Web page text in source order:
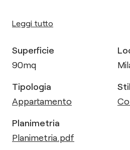
Leggi tutto
Superficie
90mq
Tipologia
Appartamento
Planimetria
Planimetria.pdf